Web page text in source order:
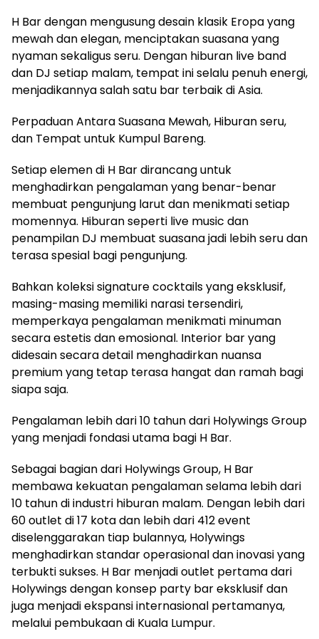
H Bar dengan mengusung desain klasik Eropa yang
mewah dan elegan, menciptakan suasana yang
nyaman sekaligus seru. Dengan hiburan live band
dan DJ setiap malam, tempat ini selalu penuh energi,
menjadikannya salah satu bar terbaik di Asia.
Perpaduan Antara Suasana Mewah, Hiburan seru,
dan Tempat untuk Kumpul Bareng.
Setiap elemen di H Bar dirancang untuk
menghadirkan pengalaman yang benar-benar
membuat pengunjung larut dan menikmati setiap
momennya. Hiburan seperti live music dan
penampilan DJ membuat suasana jadi lebih seru dan
terasa spesial bagi pengunjung.
Bahkan koleksi signature cocktails yang eksklusif,
masing-masing memiliki narasi tersendiri,
memperkaya pengalaman menikmati minuman
secara estetis dan emosional. Interior bar yang
didesain secara detail menghadirkan nuansa
premium yang tetap terasa hangat dan ramah bagi
siapa saja.
Pengalaman lebih dari 10 tahun dari Holywings Group
yang menjadi fondasi utama bagi H Bar.
Sebagai bagian dari Holywings Group, H Bar
membawa kekuatan pengalaman selama lebih dari
10 tahun di industri hiburan malam. Dengan lebih dari
60 outlet di 17 kota dan lebih dari 412 event
diselenggarakan tiap bulannya, Holywings
menghadirkan standar operasional dan inovasi yang
terbukti sukses. H Bar menjadi outlet pertama dari
Holywings dengan konsep party bar eksklusif dan
juga menjadi ekspansi internasional pertamanya,
melalui pembukaan di Kuala Lumpur.